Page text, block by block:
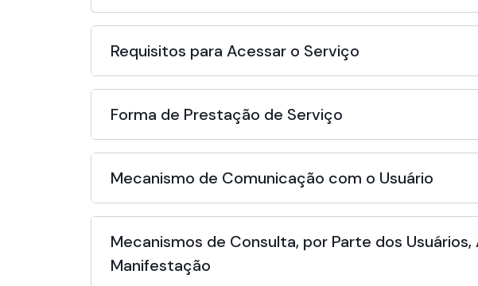
Requisitos para Acessar o Serviço
Forma de Prestação de Serviço
Mecanismo de Comunicação com o Usuário
Mecanismos de Consulta, por Parte dos
Manifestação